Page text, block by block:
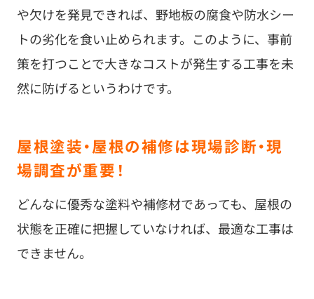
や欠けを発見できれば、野地板の腐食や防水シー
トの劣化を食い止められます。このように、事前
策を打つことで大きなコストが発生する工事を未
然に防げるというわけです。
屋根塗装・屋根の補修は現場診断・現
場調査が重要！
どんなに優秀な塗料や補修材であっても、屋根の
状態を正確に把握していなければ、最適な工事は
できません。